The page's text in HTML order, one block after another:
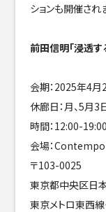
ションも開催され
前田信明「浸透す
会期：2025年4
休廊日：月、5月
時間：12:00-19:00
会場：
〒103-0025
東京都中央区日
東京メトロ東西